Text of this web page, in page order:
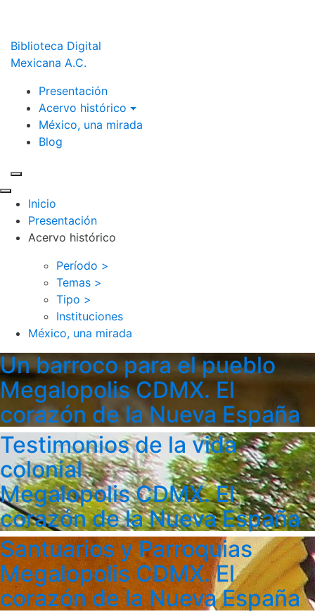
Biblioteca Digital
Mexicana A.C.
Presentación
Acervo histórico
México, una mirada
Blog
Inicio
Presentación
Acervo histórico
Período >
Temas >
Tipo >
Instituciones
México, una mirada
Un barroco para el pueblo
Megalopolis CDMX. El
corazón de la Nueva España
Testimonios de la vida
colonial
Megalopolis CDMX. El
corazón de la Nueva España
Santuarios y Parroquias
Megalopolis CDMX. El
corazón de la Nueva España